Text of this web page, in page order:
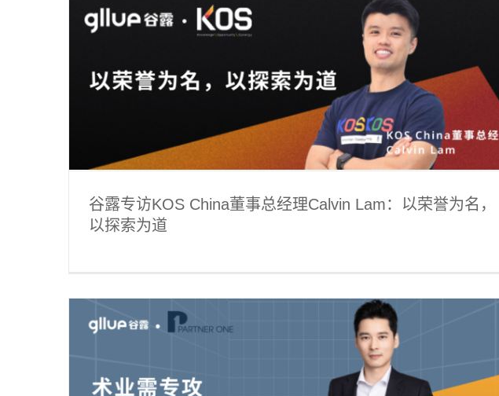
谷露专访KOS China董事总经理Calvin Lam：以荣誉为名，
以探索为道
谷露专访仲望咨询总经理景红Joyce：市场是检验价值的唯一
标准
猎界风云志
谷露专访翰德Hudson总监Richard Lin： 以匠心精神追求客户